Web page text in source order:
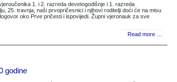
1. i 2. razreda devetogodišnje i 1. razreda
25. travnja, naši prvopričesnici i njihovi roditelji doći će na misu
oko Prve pričesti i ispovijedi. Župni vjeronauk za sve
Read more …
godine